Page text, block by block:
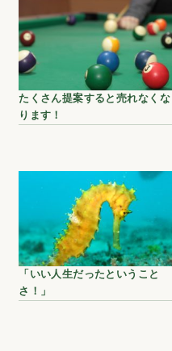
たくさん提案すると売れなくな
ります！
「いい人生だったということ
さ！」